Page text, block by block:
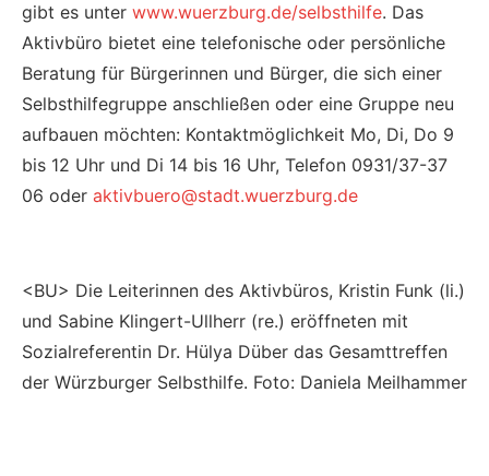
gibt es unter www.wuerzburg.de/selbsthilfe. Das
Aktivbüro bietet eine telefonische oder persönliche
Beratung für Bürgerinnen und Bürger, die sich einer
Selbsthilfegruppe anschließen oder eine Gruppe neu
aufbauen möchten: Kontaktmöglichkeit Mo, Di, Do 9
bis 12 Uhr und Di 14 bis 16 Uhr, Telefon 0931/37-37
06 oder aktivbuero@stadt.wuerzburg.de
<BU> Die Leiterinnen des Aktivbüros, Kristin Funk (li.)
und Sabine Klingert-Ullherr (re.) eröffneten mit
Sozialreferentin Dr. Hülya Düber das Gesamttreffen
der Würzburger Selbsthilfe. Foto: Daniela Meilhammer